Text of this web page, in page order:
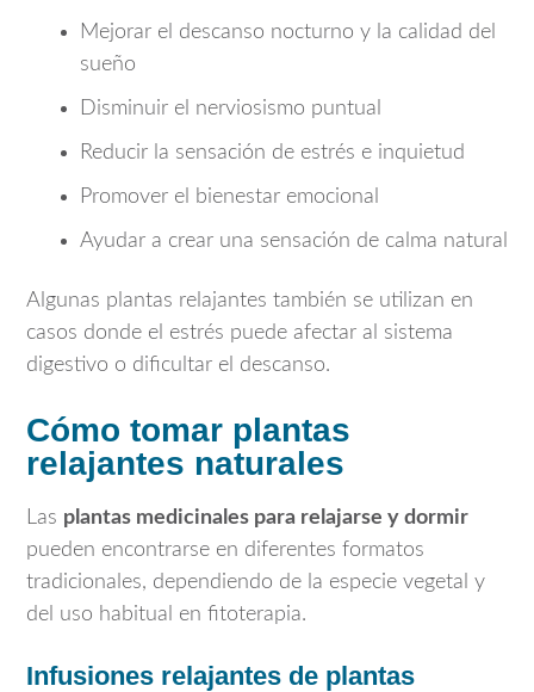
Mejorar el descanso nocturno y la calidad del
sueño
Disminuir el nerviosismo puntual
Reducir la sensación de estrés e inquietud
Promover el bienestar emocional
Ayudar a crear una sensación de calma natural
Algunas plantas relajantes también se utilizan en
casos donde el estrés puede afectar al sistema
digestivo o dificultar el descanso.
Cómo tomar plantas
relajantes naturales
Las plantas medicinales para relajarse y dormir
pueden encontrarse en diferentes formatos
tradicionales, dependiendo de la especie vegetal y
del uso habitual en fitoterapia.
Infusiones relajantes de plantas